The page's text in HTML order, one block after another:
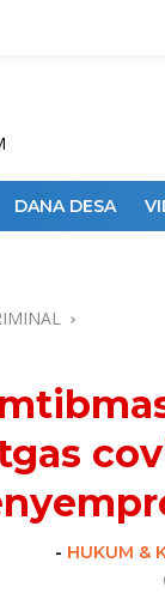
DANA DESA
- HUKUM &